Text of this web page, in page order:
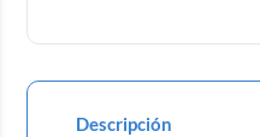
Descripción